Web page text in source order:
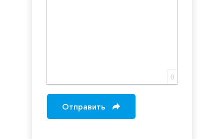
0
Отправить